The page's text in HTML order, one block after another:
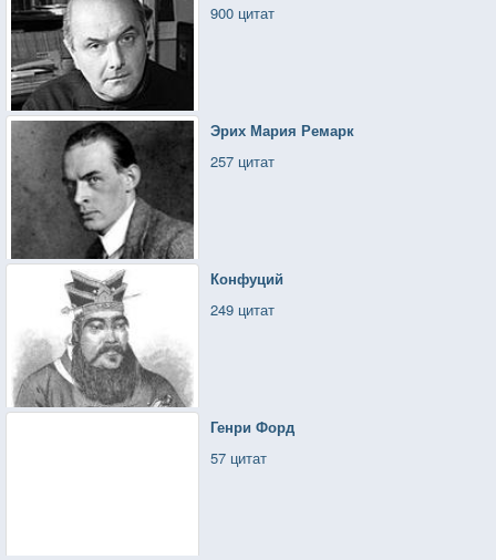
900 цитат
Эрих Мария Ремарк
257 цитат
Конфуций
249 цитат
Генри Форд
57 цитат